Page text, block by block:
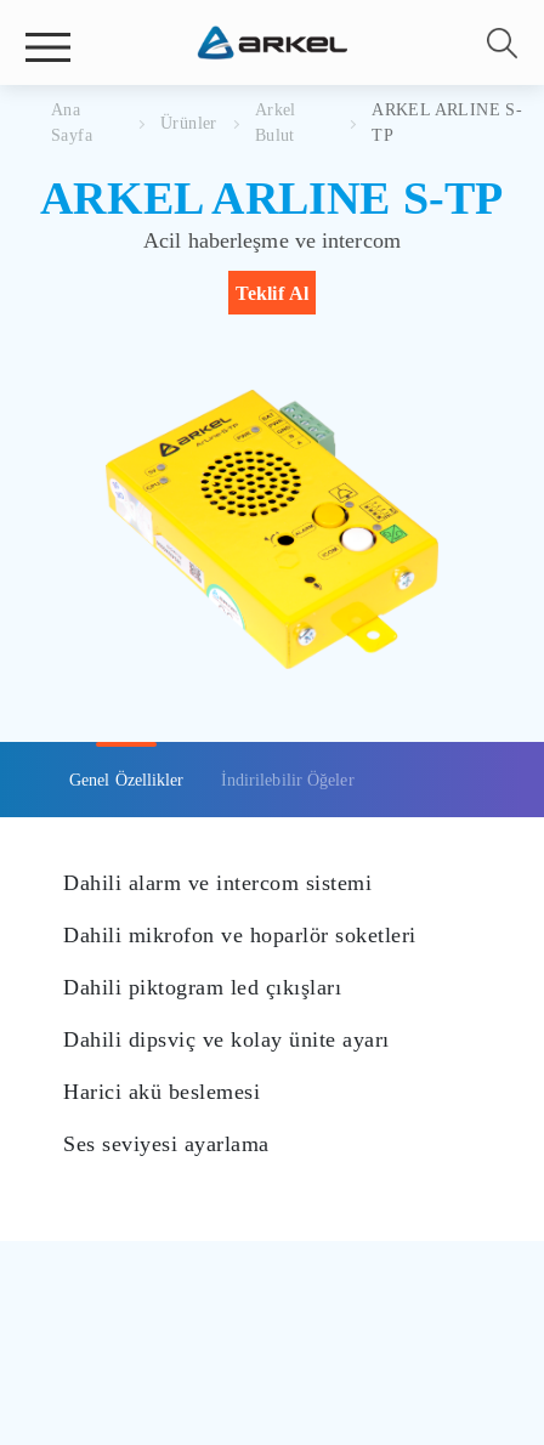
Ana
Sayfa
Ürünler
Arkel
Bulut
ARKEL ARLINE S-
TP
ARKEL ARLINE S-TP
Acil haberleşme ve intercom
Genel Özellikler İndirilebilir Öğeler
Dahili alarm ve intercom sistemi
Dahili mikrofon ve hoparlör soketleri
Dahili piktogram led çıkışları
Dahili dipsviç ve kolay ünite ayarı
Harici akü beslemesi
Ses seviyesi ayarlama